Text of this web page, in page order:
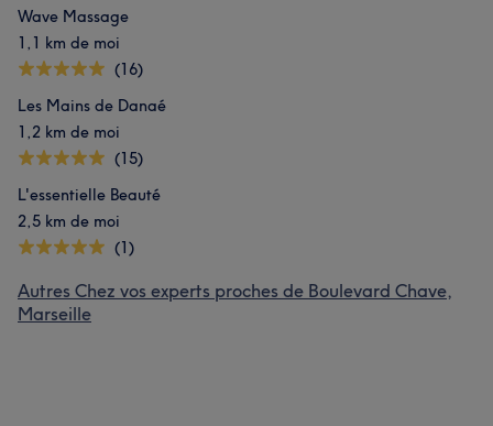
Wave Massage
1,1 km de moi
(16)
Les Mains de Danaé
1,2 km de moi
(15)
L'essentielle Beauté
2,5 km de moi
(1)
Autres Chez vos experts proches de Boulevard Chave,
Marseille